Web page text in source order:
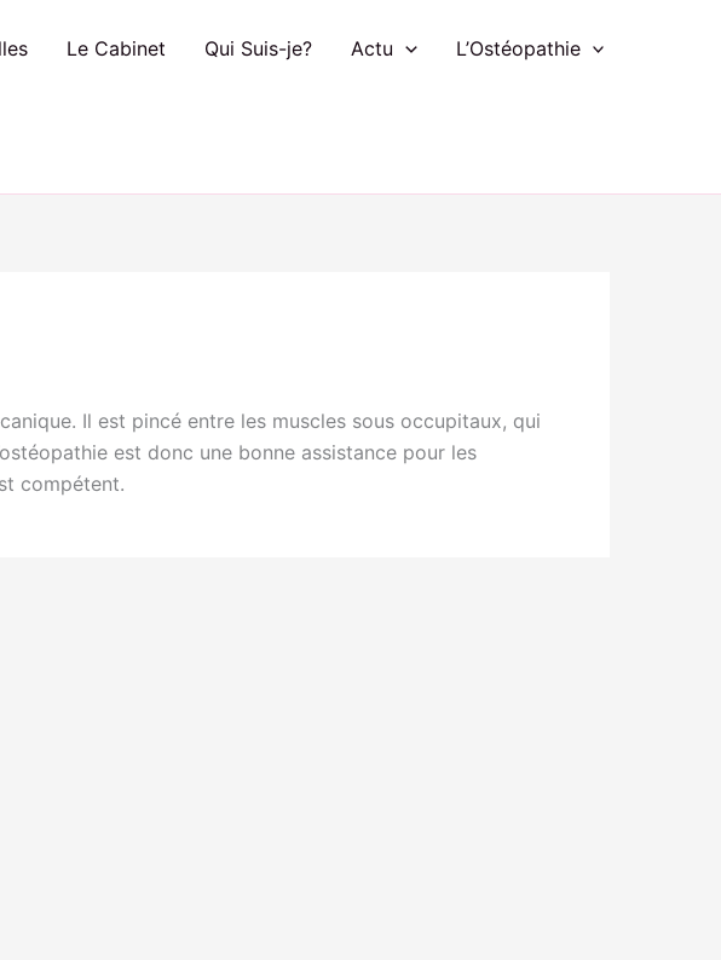
Le Cabinet Qui Suis-je? Actu L’Ostéopathie
Il est pincé entre les muscles sous occupitaux, qui
est donc une bonne assistance pour les
compétent.